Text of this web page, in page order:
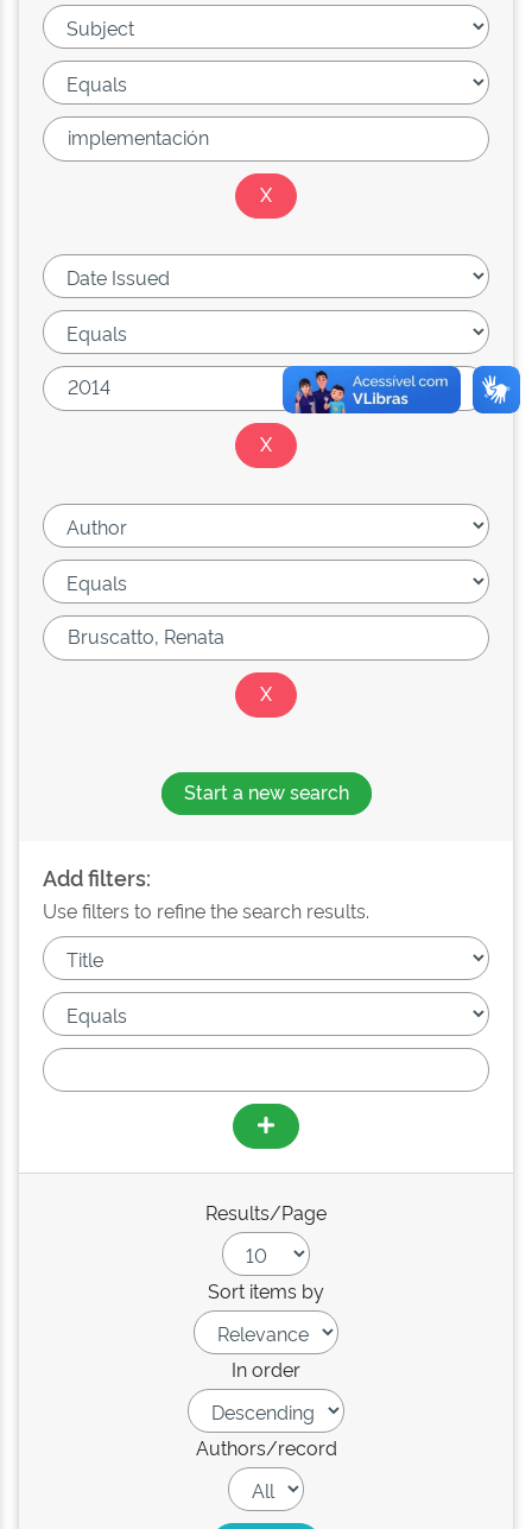
Start a new search
Add filters:
Use filters to refine the search results.
Results/Page
Sort items by
In order
Authors/record